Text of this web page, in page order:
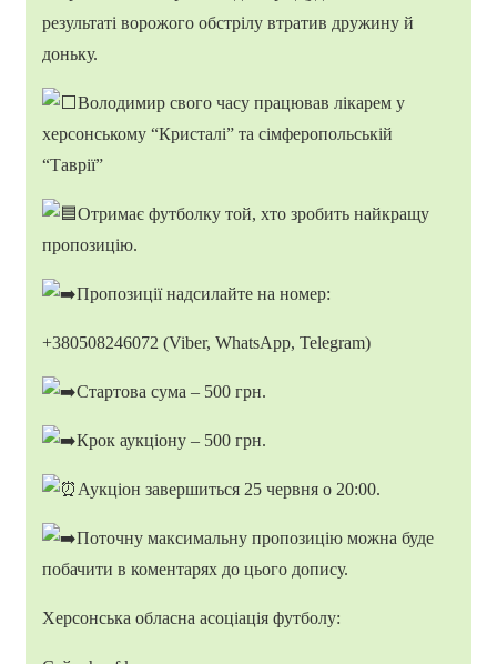
результаті ворожого обстрілу втратив дружину й
доньку.
Володимир свого часу працював лікарем у
херсонському “Кристалі” та сімферопольській
“Таврії”
Отримає футболку той, хто зробить найкращу
пропозицію.
Пропозиції надсилайте на номер:
+380508246072 (Viber, WhatsApp, Telegram)
Стартова сума – 500 грн.
Крок аукціону – 500 грн.
Аукціон завершиться 25 червня о 20:00.
Поточну максимальну пропозицію можна буде
побачити в коментарях до цього допису.
Херсонська обласна асоціація футболу: